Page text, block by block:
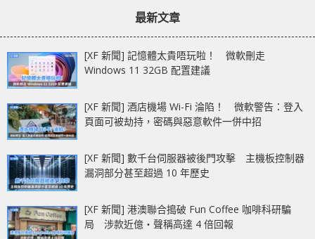
最新文章
[XF 新聞] 記憶體太貴唔玩啦！ 微軟刪走
Windows 11 32GB 配置建議
[XF 新聞] 酒店機場 Wi-Fi 淪陷！ 微軟警告：登入
頁面可被劫持，密碼與惡意軟件一併中招
[XF 新聞] 數千台伺服器被後門攻擊 主機板控制器
漏洞部分甚至超過 10 年歷史
[XF 新聞] 港澳聯合搗破 Fun Coffee 咖啡科研騙
局 涉款近億‧聲稱高達 4 倍回報